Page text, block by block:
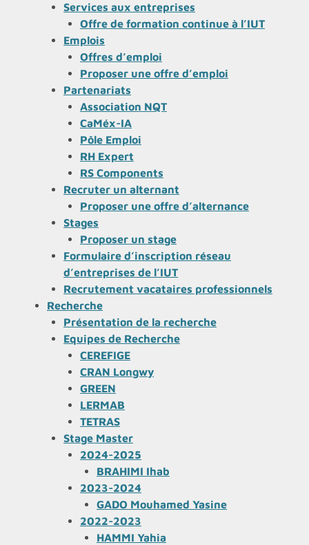
Services aux entreprises
Offre de formation continue à l’IUT
Emplois
Offres d’emploi
Proposer une offre d’emploi
Partenariats
Association NQT
CaMéx-IA
Pôle Emploi
RH Expert
RS Components
Recruter un alternant
Proposer une offre d’alternance
Stages
Proposer un stage
Formulaire d’inscription réseau
d’entreprises de l’IUT
Recrutement vacataires professionnels
Recherche
Présentation de la recherche
Equipes de Recherche
CEREFIGE
CRAN Longwy
GREEN
LERMAB
TETRAS
Stage Master
2024-2025
BRAHIMI Ihab
2023-2024
GADO Mouhamed Yasine
2022-2023
HAMMI Yahia